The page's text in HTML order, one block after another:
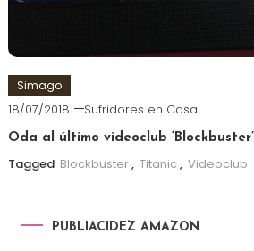
Simago
18/07/2018 Sufridores en Casa
Oda al último videoclub ‘Blockbuster’
Tagged Blockbuster, Titanic , Videoclub
PUBLIACIDEZ AMAZON